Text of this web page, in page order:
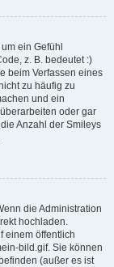
ein Gefühl
z. B. bedeutet :)
beim Verfassen eines
zu häufig zu
und ein
oder gar
Anzahl der Smileys
die Administration
hochladen.
einem öffentlich
bild.gif. Sie können
(außer es ist